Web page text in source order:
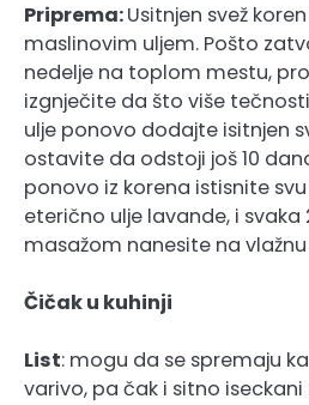
Priprema:Usitnjen svež
maslinovim uljem. Pošto
nedelje na toplom mestu,
izgnječite da što više
ulje ponovo dodajte isitnjen
ostavite da odstoji još 10
ponovo iz korena istisnite
eterično ulje lavande, i
masažom nanesite na
Čičak u kuhinji
List: mogu da se spremaju
varivo, pa čak i sitno